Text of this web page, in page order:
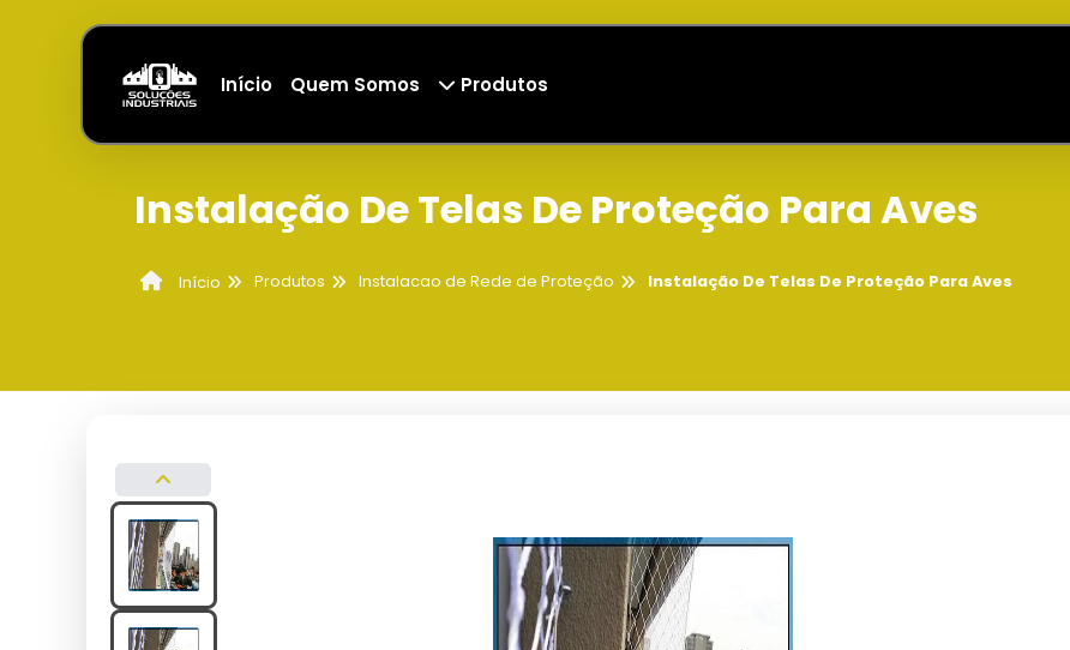
Início Quem Somos Produtos
Instalação De Telas De Proteção Para Aves
Início Produtos Instalacao de Rede de Proteção Instalação De Telas De Proteção Para Aves